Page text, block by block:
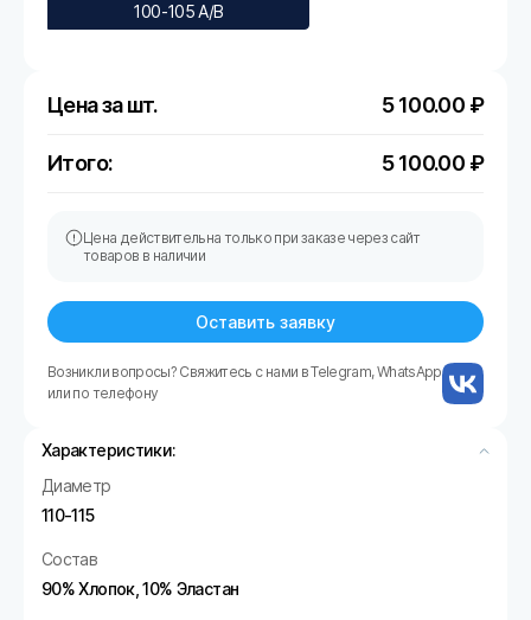
100-105 A/B
Цена за шт. 5 100.00 ₽
Итого: 5 100.00 ₽
Цена действительна только при заказе через сайт
товаров в наличии
Оставить заявку
Возникли вопросы? Свяжитесь с нами в Telegram, WhatsApp
или по телефону
Характеристики:
Диаметр
110-115
Состав
90% Хлопок, 10% Эластан